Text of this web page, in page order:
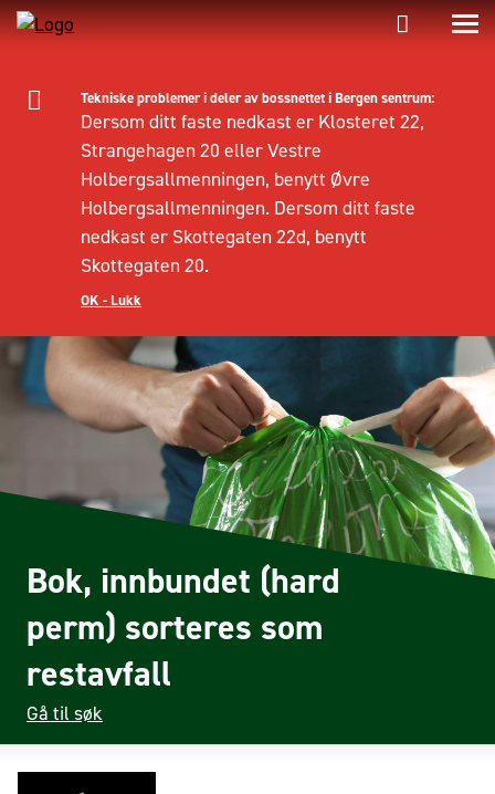
Tekniske problemer i deler av bossnettet i Bergen sentrum:
Dersom ditt faste nedkast er Klosteret 22,
Strangehagen 20 eller Vestre
Holbergsallmenningen, benytt Øvre
Holbergsallmenningen. Dersom ditt faste
nedkast er Skottegaten 22d, benytt
Skottegaten 20.
OK - Lukk
Bok, innbundet (hard
perm) sorteres som
restavfall
Gå til søk